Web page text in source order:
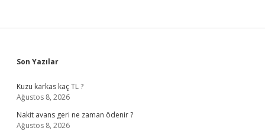
Sidebar
Son Yazılar
Kuzu karkas kaç TL ?
Ağustos 8, 2026
Nakit avans geri ne zaman ödenir ?
Ağustos 8, 2026